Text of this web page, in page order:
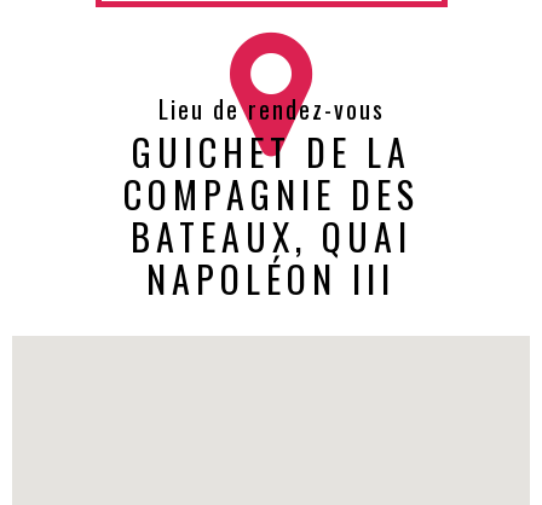
Lieu de rendez-vous
GUICHET DE LA
COMPAGNIE DES
BATEAUX, QUAI
NAPOLÉON III